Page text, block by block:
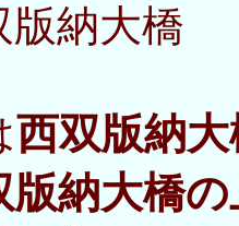
版納大橋
西双版納大
版納大橋の